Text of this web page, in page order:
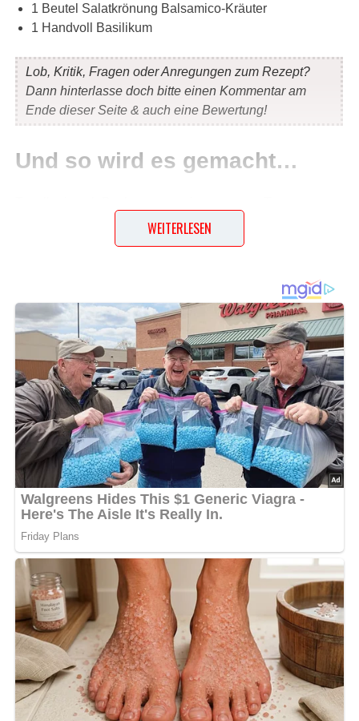
1 Beutel Salatkrönung Balsamico-Kräuter
1 Handvoll Basilikum
Lob, Kritik, Fragen oder Anregungen zum Rezept?
Dann hinterlasse doch bitte einen Kommentar am
Ende dieser Seite & auch eine Bewertung!
Und so wird es gemacht…
waschen und halbieren. Mozzarella abtropfen lassen und
halbieren. Salatkrönung mit 4 EL Wasser und 3 EL Öl
Schüssel geben und mit dem Dressing mischen. Tomaten
und Mozzarella untermischen. Tortellonisalat mit
Basilikum bestreuen.
Deine Rezept-Bewertung!?
5/5(1 Bewertung)
WEITERLESEN